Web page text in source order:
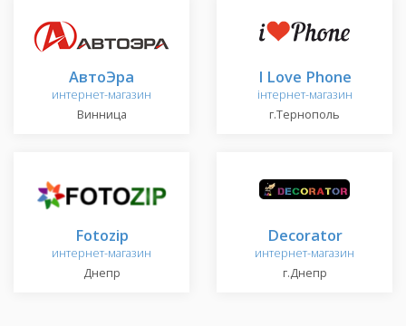
АвтоЭра
интернет-магазин
Винница
I Love Phone
інтернет-магазин
г.Тернополь
Fotozip
интернет-магазин
Днепр
Decorator
интернет-магазин
г.Днепр